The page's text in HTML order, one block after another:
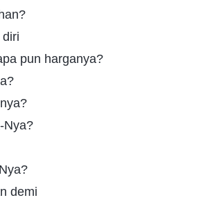
pun harganya?
Nya?
demi